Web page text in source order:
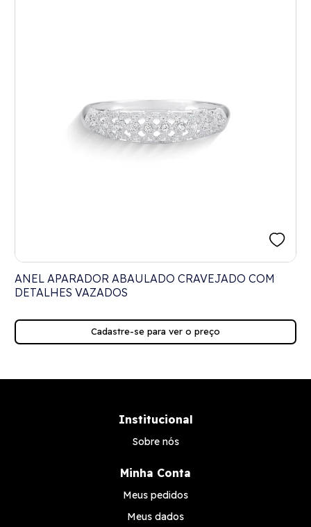
ANEL APARADOR ABAULADO CRAVEJADO COM
DETALHES VAZADOS
Cadastre-se para ver o preço
Institucional
Sobre nós
Minha Conta
Meus pedidos
Meus dados